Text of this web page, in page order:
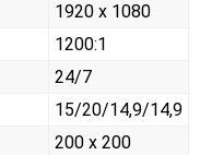
1920 x 1080
1200:1
24/7
15/20/14,9/14,9
200 x 200